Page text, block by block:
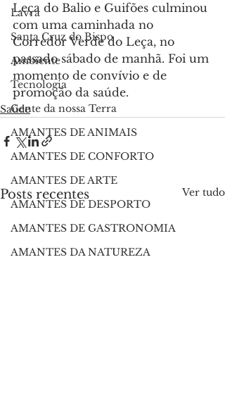
Lavra
Santa Cruz do Bispo
Ambiente
Tecnologia
Gente da nossa Terra
AMANTES DE ANIMAIS
AMANTES DE CONFORTO
AMANTES DE ARTE
AMANTES DE DESPORTO
AMANTES DE GASTRONOMIA
AMANTES DA NATUREZA
Leça do Balio e Guifões culminou
com uma caminhada no
Corredor Verde do Leça, no
passado sábado de manhã. Foi um
momento de convívio e de
promoção da saúde.
Saúde
Posts recentes Ver tudo